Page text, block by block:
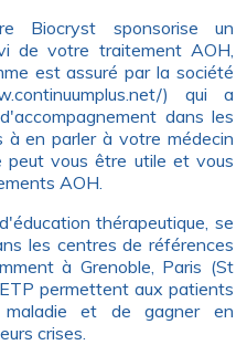
Biocryst sponsorise un
de votre traitement AOH,
est assuré par la société
) qui a
dans les
à en parler à votre médecin
peut vous être utile et vous
AOH.
thérapeutique, se
les centres de références
à Grenoble, Paris (St
permettent aux patients
et de gagner en
crises.